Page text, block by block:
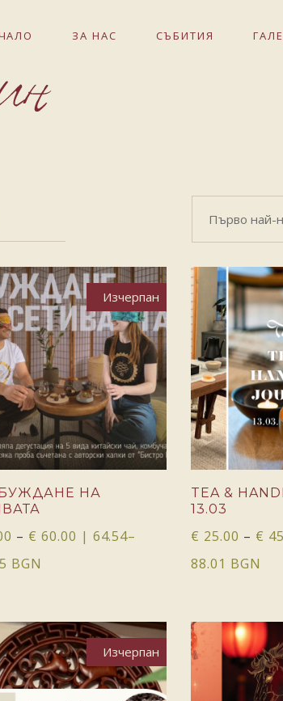
ЗА НАС СЪБИТИЯ
Първо най-
Изчерпан
ОПЦИИ
НА
– € 60.00 | 64.54–
BGN
TEA &
13.03
€ 25.00 – €
88.01 BGN
Изчерпан